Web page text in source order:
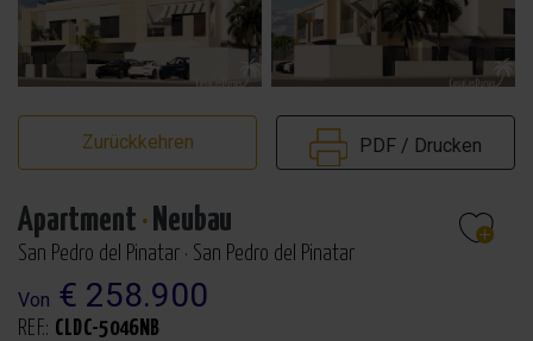
Zurückkehren PDF / Drucken
Apartment · Neubau
San Pedro del Pinatar · San Pedro del Pinatar
Von € 258.900
REF.: CLDC-5046NB